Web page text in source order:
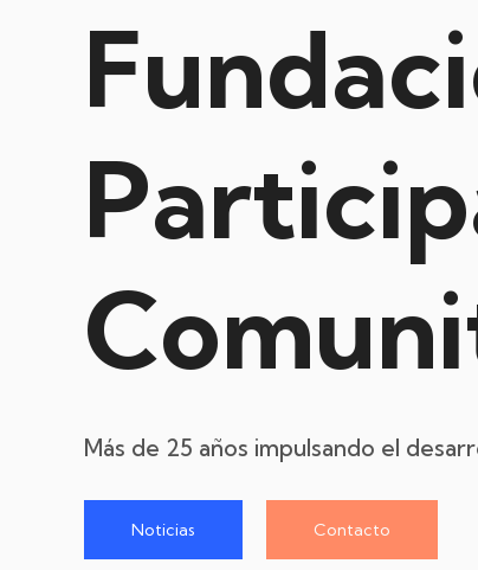
Más de 25 años impulsando el
Noticias Contacto